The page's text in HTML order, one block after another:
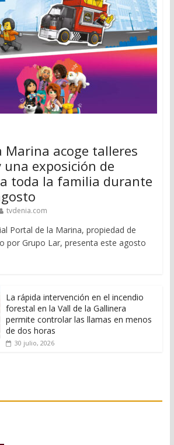
Marina acoge talleres
exposición de
toda la familia durante
tvdenia.com
Portal de la Marina, propiedad de
por Grupo Lar, presenta este agosto
La rápida intervención en el incendio
forestal en la Vall de la Gallinera
permite controlar las llamas en menos
de dos horas
30 julio, 2026